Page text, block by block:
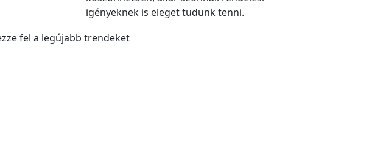
igényeknek is eleget tudunk tenni.